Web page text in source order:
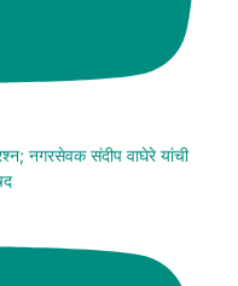
नगरसेवक संदीप वाघेरे यांची